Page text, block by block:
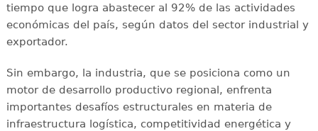
tiempo que logra abastecer al 92% de las actividades
económicas del país, según datos del sector industrial y
exportador.
Sin embargo, la industria, que se posiciona como un
motor de desarrollo productivo regional, enfrenta
importantes desafíos estructurales en materia de
infraestructura logística, competitividad energética y